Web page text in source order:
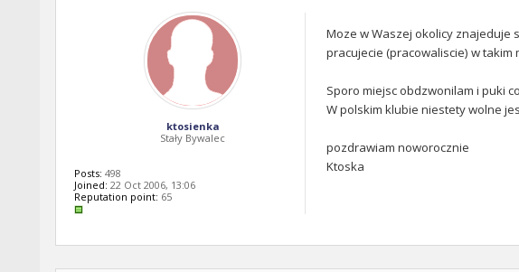
Moze w Waszej okolicy znajeduje
pracujecie (pracowaliscie) w
Sporo miejsc obdzwonilam i puki
W polskim klubie niestety wolne
pozdrawiam noworocznie
Ktoska
ktosienka
Stały Bywalec
Posts: 498
Joined: 22 Oct 2006, 13:06
Reputation point: 65